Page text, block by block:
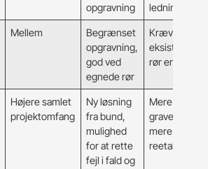
opgravning
ledningen
Mellem
Begrænset
opgravning,
god ved
egnede rør
Kræver at
eksisterende
rør er egnet
Højere samlet
projektomfang
Ny løsning
fra bund,
mulighed
for at rette
fejl i fald og
Mere
mere
reetablering